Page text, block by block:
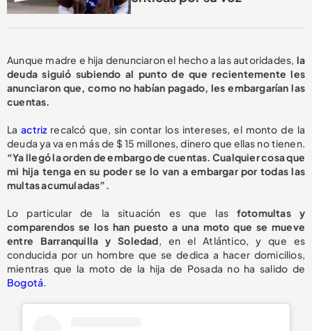
Aunque madre e hija denunciaron el hecho a las autoridades, la
deuda siguió subiendo al punto de que recientemente les
anunciaron que, como no habían pagado, les embargarían las
cuentas.
Laactriz recalcó que, sin contar los intereses, el monto de la
deuda ya va en más de $ 15 millones, dinero que ellas no tienen.
“Ya llegó la orden de embargo de cuentas. Cualquier cosa que
mi hija tenga en su poder se lo van a embargar por todas las
multas acumuladas”.
Lo particular de la situación es que las fotomultas y
comparendos se los han puesto a una moto que se mueve
entre Barranquilla y Soledad, en el Atlántico, y que es
conducida por un hombre que se dedica a hacer domicilios,
mientras que la moto de la hija de Posada no ha salido de
Bogotá.